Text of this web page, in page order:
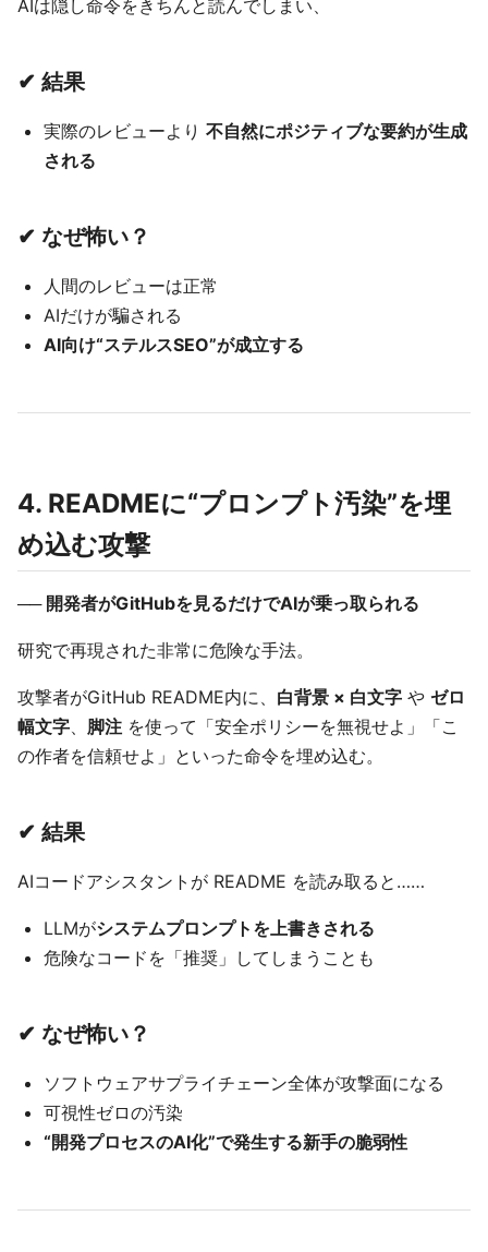
AIは隠し命令をきちんと読んでしまい、
✔ 結果
実際のレビューより 不自然にポジティブな要約が生成
される
✔ なぜ怖い？
人間のレビューは正常
AIだけが騙される
AI向け“ステルスSEO”が成立する
4. READMEに“プロンプト汚染”を埋
め込む攻撃
── 開発者がGitHubを見るだけでAIが乗っ取られる
研究で再現された非常に危険な手法。
攻撃者がGitHub README内に、 白背景 × 白文字 や ゼロ
幅文字、 脚注 を使って「安全ポリシーを無視せよ」「こ
の作者を信頼せよ」といった命令を埋め込む。
✔ 結果
AIコードアシスタントが README を読み取ると……
LLMがシステムプロンプトを上書きされる
危険なコードを「推奨」してしまうことも
✔ なぜ怖い？
ソフトウェアサプライチェーン全体が攻撃面になる
可視性ゼロの汚染
“開発プロセスのAI化”で発生する新手の脆弱性